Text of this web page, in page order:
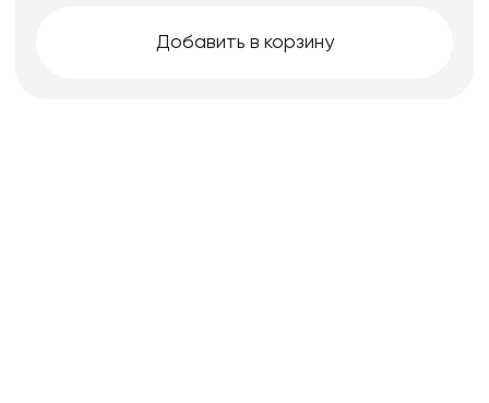
Добавить в корзину